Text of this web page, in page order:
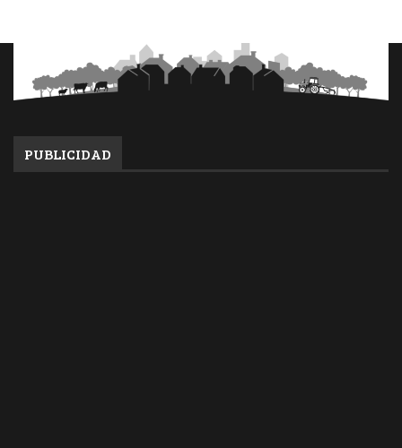
PUBLICIDAD